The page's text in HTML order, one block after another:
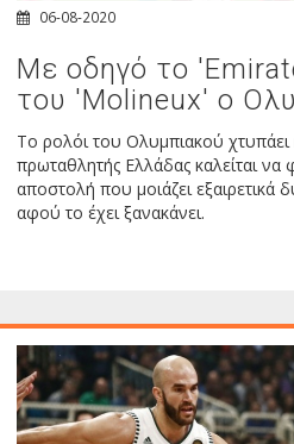
06-08-2020
Με οδηγό το
του 'Molineux' ο
Το ρολόι του Ολυμπιακού
πρωταθλητής Ελλάδας καλείται να
αποστολή που μοιάζει
αφού το έχει ξανακάνει.